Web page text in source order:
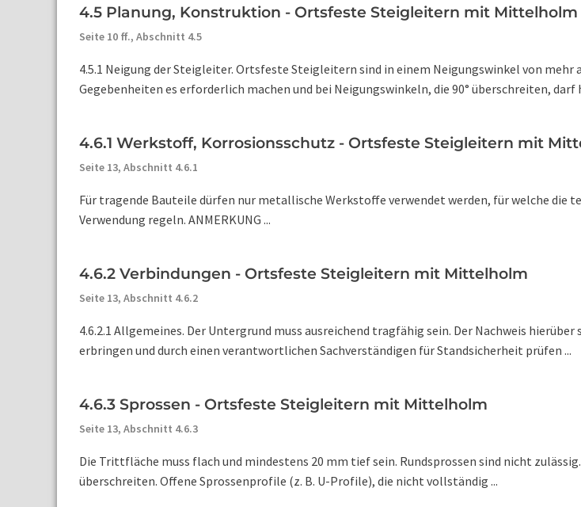
4.5 Planung, Konstruktion - Ortsfeste Steigleitern mit Mittelholm
Seite 10 ff., Abschnitt 4.5
4.5.1 Neigung der Steigleiter. Ortsfeste Steigleitern sind in einem Neigungswinkel von mehr
Gegebenheiten es erforderlich machen und bei Neigungswinkeln, die 90° überschreiten, darf
4.6.1 Werkstoff, Korrosionsschutz - Ortsfeste Steigleitern mit
Seite 13, Abschnitt 4.6.1
Für tragende Bauteile dürfen nur metallische Werkstoffe verwendet werden, für welche die
Verwendung regeln. ANMERKUNG ...
4.6.2 Verbindungen - Ortsfeste Steigleitern mit Mittelholm
Seite 13, Abschnitt 4.6.2
4.6.2.1 Allgemeines. Der Untergrund muss ausreichend tragfähig sein. Der Nachweis
erbringen und durch einen verantwortlichen Sachverständigen für Standsicherheit prüfen ...
4.6.3 Sprossen - Ortsfeste Steigleitern mit Mittelholm
Seite 13, Abschnitt 4.6.3
Die Trittfläche muss flach und mindestens 20 mm tief sein. Rundsprossen sind nicht
überschreiten. Offene Sprossenprofile (z. B. U-Profile), die nicht vollständig ...